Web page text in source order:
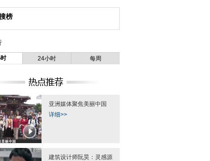
榜
24小时 每周
亚洲媒体聚焦美丽中国
详细>>
建筑设计师阮昊：灵感源